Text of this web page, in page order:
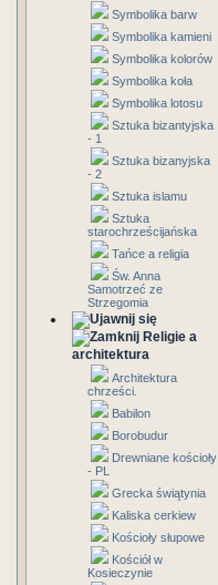
Symbolika barw
Symbolika kamieni
Symbolika kolorów
Symbolika koła
Symbolika lotosu
Sztuka bizantyjska
- 1
Sztuka bizanyjska
- 2
Sztuka islamu
Sztuka
starochrześcijańska
Tańce a religia
Św. Anna
Samotrzeć ze
Strzegomia
Religie a
architektura
Architektura
chrześci.
Babilon
Borobudur
Drewniane kościoły
- PL
Grecka świątynia
Kaliska cerkiew
Kościoły słupowe
Kościół w
Kosieczynie